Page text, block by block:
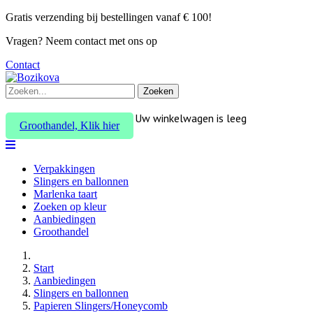
Gratis verzending bij bestellingen vanaf € 100!
Vragen? Neem contact met ons op
Contact
Zoeken
Groothandel, Klik hier
Uw winkelwagen is leeg
Verpakkingen
Slingers en ballonnen
Marlenka taart
Zoeken op kleur
Aanbiedingen
Groothandel
Start
Aanbiedingen
Slingers en ballonnen
Papieren Slingers/Honeycomb